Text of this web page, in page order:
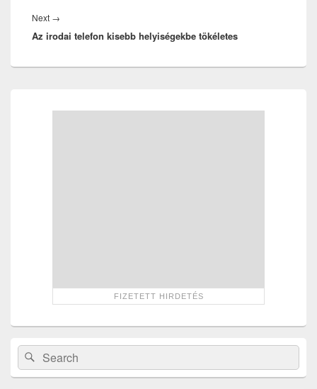
Next →
post:
Az irodai telefon kisebb helyiségekbe tökéletes
Search
for:
Search